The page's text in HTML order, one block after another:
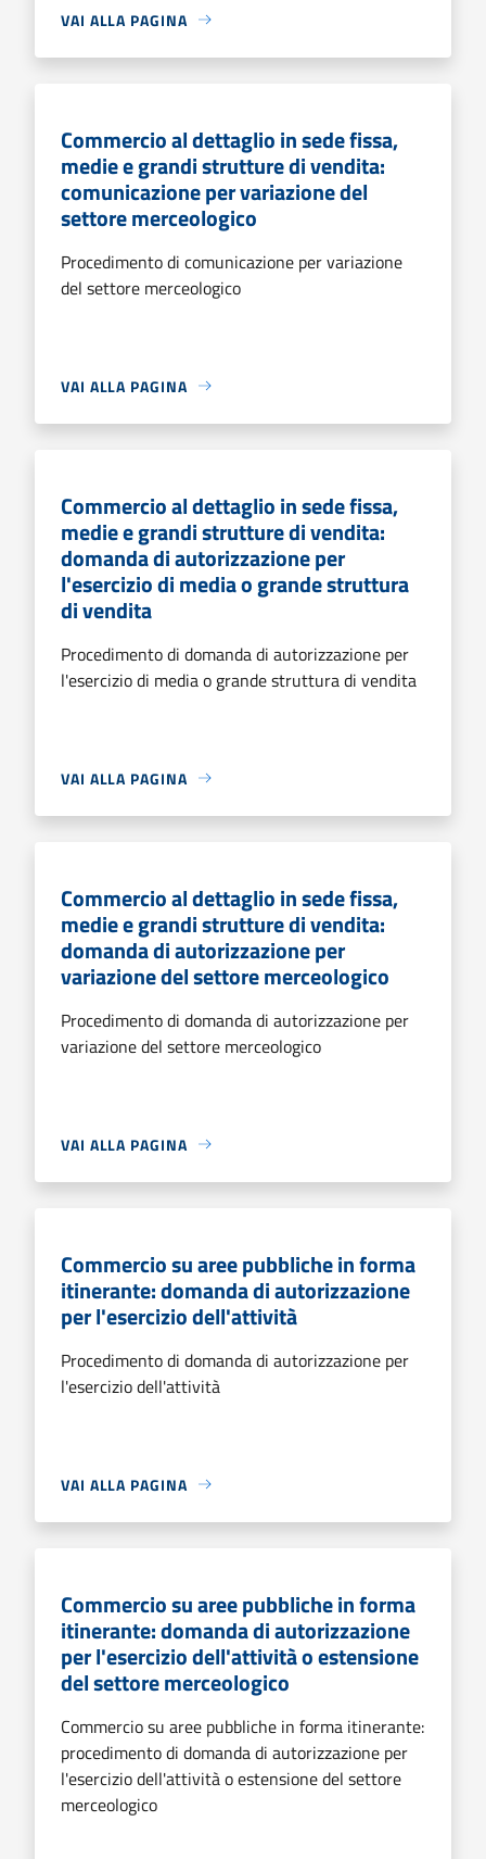
VAI ALLA PAGINA
Commercio al dettaglio in sede fissa,
medie e grandi strutture di vendita:
comunicazione per variazione del
settore merceologico
Procedimento di comunicazione per variazione
del settore merceologico
VAI ALLA PAGINA
Commercio al dettaglio in sede fissa,
medie e grandi strutture di vendita:
domanda di autorizzazione per
l'esercizio di media o grande struttura
di vendita
Procedimento di domanda di autorizzazione per
l'esercizio di media o grande struttura di vendita
VAI ALLA PAGINA
Commercio al dettaglio in sede fissa,
medie e grandi strutture di vendita:
domanda di autorizzazione per
variazione del settore merceologico
Procedimento di domanda di autorizzazione per
variazione del settore merceologico
VAI ALLA PAGINA
Commercio su aree pubbliche in forma
itinerante: domanda di autorizzazione
per l'esercizio dell'attività
Procedimento di domanda di autorizzazione per
l'esercizio dell'attività
VAI ALLA PAGINA
Commercio su aree pubbliche in forma
itinerante: domanda di autorizzazione
per l'esercizio dell'attività o estensione
del settore merceologico
Commercio su aree pubbliche in forma itinerante:
procedimento di domanda di autorizzazione per
l'esercizio dell'attività o estensione del settore
merceologico